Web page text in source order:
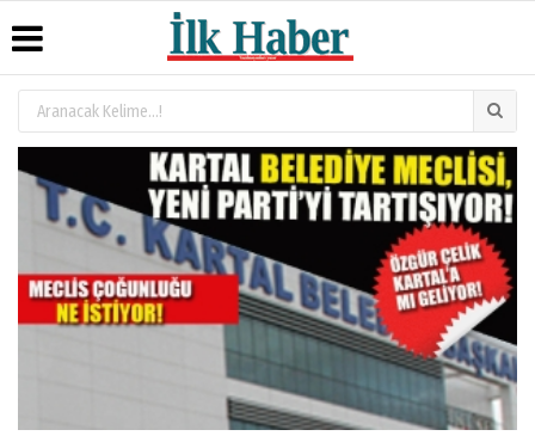
Üye Paneli
Arşivi
Gazete
Günün
Haberleri
Hava
Durumu
Gazete
Manşetleri
Anketler
Biyografiler
Köşe
Yazarları
Video
Galeri
Galeri
Künye
İletişim
Çerez
Politikası
Gizlilik
İlkeleri